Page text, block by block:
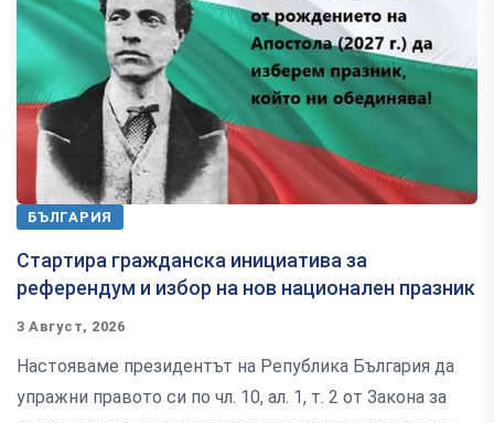
БЪЛГАРИЯ
Стартира гражданска инициатива за
референдум и избор на нов национален празник
3 Август, 2026
Настояваме президентът на Република България да
упражни правото си по чл. 10, ал. 1, т. 2 от Закона за